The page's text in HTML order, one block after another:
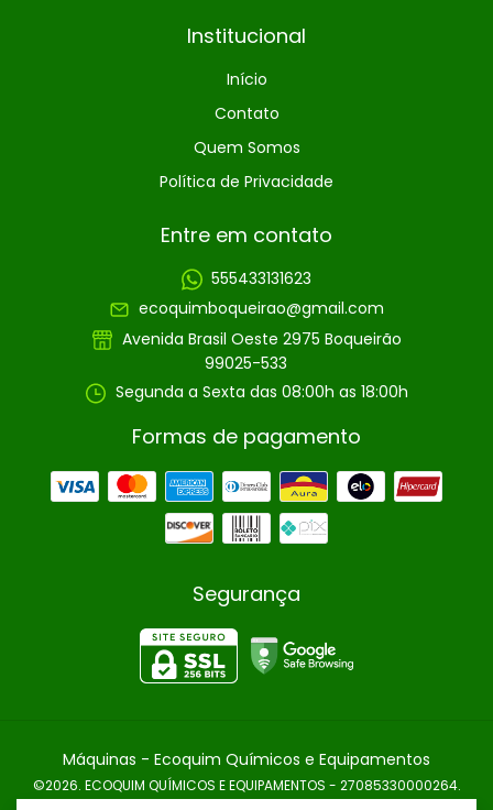
Institucional
Início
Contato
Quem Somos
Política de Privacidade
Entre em contato
555433131623
ecoquimboqueirao@gmail.com
Avenida Brasil Oeste 2975 Boqueirão
99025-533
Segunda a Sexta das 08:00h as 18:00h
Formas de pagamento
Segurança
Máquinas - Ecoquim Químicos e Equipamentos
©2026. ECOQUIM QUÍMICOS E EQUIPAMENTOS - 27085330000264.
Todos os direitos reservados.